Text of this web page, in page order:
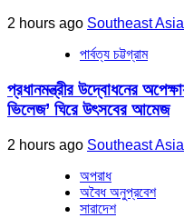
2 hours ago Southeast
পার্বত্য চট্টগ্রাম
প্রধানমন্ত্রীর উদ্বোধনের
ভিলেজ’ ঘিরে উৎসবের আমেজ
2 hours ago Southeast
অপরাধ
অবৈধ অনুপ্রবেশ
সারাদেশ